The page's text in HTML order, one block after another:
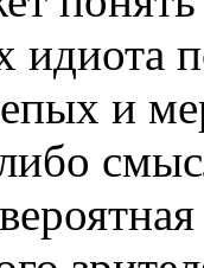
идиота
и